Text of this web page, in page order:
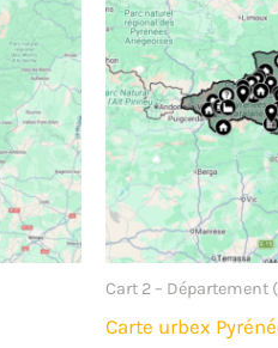
Cart 2 – Département
Carte urbex